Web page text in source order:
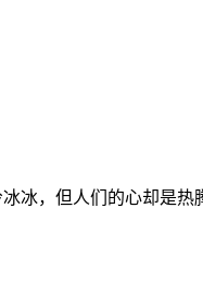
冰，但人们的心却是热